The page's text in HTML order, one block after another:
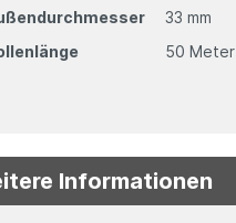
33 mm
50 Meter
Informationen